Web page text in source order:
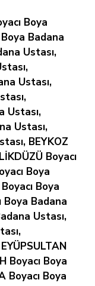
Boya
Badana
Ustası,
Ustası,
Ustası,
Ustası,
BEYKOZ
Boyacı
Boya
Boya
Boya Badana
Ustası,
Boyacı Boya
Boyacı Boya